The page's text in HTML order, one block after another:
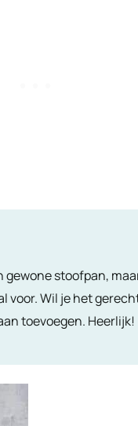
stoofpan,
Wil je het
toevoegen. Heerlijk!